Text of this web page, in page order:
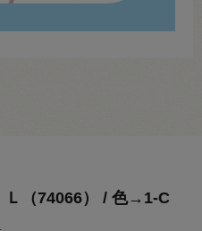
Ｌ（74066） / 色→1-C